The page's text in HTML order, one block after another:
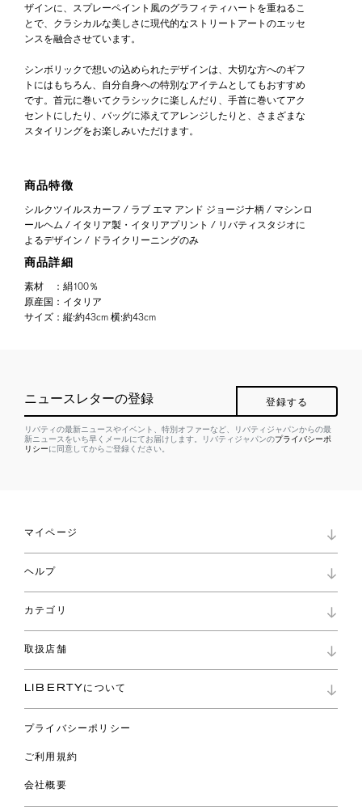
ザインに、スプレーペイント風のグラフィティハートを重ねるこ
とで、クラシカルな美しさに現代的なストリートアートのエッセ
ンスを融合させています。
シンボリックで想いの込められたデザインは、大切な方へのギフ
トにはもちろん、自分自身への特別なアイテムとしてもおすすめ
です。首元に巻いてクラシックに楽しんだり、手首に巻いてアク
セントにしたり、バッグに添えてアレンジしたりと、さまざまな
スタイリングをお楽しみいただけます。
商品特徴
シルクツイルスカーフ / ラブ エマ アンド ジョージナ柄 / マシンロ
ールヘム / イタリア製・イタリアプリント / リバティスタジオに
よるデザイン / ドライクリーニングのみ
商品詳細
素材 ： 絹100％
原産国 ： イタリア
サイズ ： 縦:約43cm 横:約43cm
ニュースレターの登録 登録する
リバティの最新ニュースやイベント、特別オファーなど、リバティジャパンからの最
新ニュースをいち早くメールにてお届けします。リバティジャパンのプライバシーポ
リシーに同意してからご登録ください。
マイページ
ロイヤリティプログラム
パスワード再設定
ショッピングバッグ
ヘルプ
お問い合わせ
よくあるご質問
ご利用ガイド
カテゴリ
コレクション
ファブリックス
バッグ
ウェア
ライフスタイル
スペシャル
取扱店舗
リバティ・ファブリックス
LIBERTYについて
プライバシーポリシー
ご利用規約
会社概要